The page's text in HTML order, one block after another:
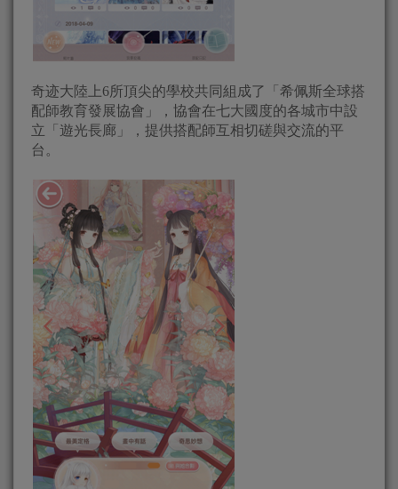
奇迹大陸上6所頂尖的學校共同組成了「希佩斯全球搭
配師教育發展協會」，協會在七大國度的各城市中設
立「遊光長廊」，提供搭配師互相切磋與交流的平
台。